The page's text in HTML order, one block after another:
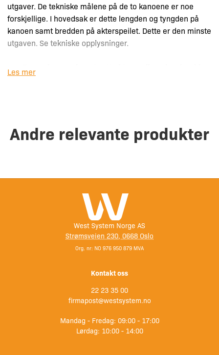
utgaver. De tekniske målene på de to kanoene er noe
forskjellige. I hovedsak er dette lengden og tyngden på
kanoen samt bredden på akterspeilet. Dette er den minste
utgaven. Se tekniske opplysninger.
på 38,1 cm.
Glimrende å padle, men like fin med motor!
Kanoen er retningsstabil og god å padle samtidig
411 cm
Les mer
Andre relevante produkter
West System Norge AS
Strømsveien 230, 0668 Oslo
Org. nr: NO 976 950 879 MVA
Kontakt oss
22 23 35 00
firmapost@westsystem.no
Mandag - Fredag: 09:00 - 17:00
Lørdag: 10:00 - 14:00